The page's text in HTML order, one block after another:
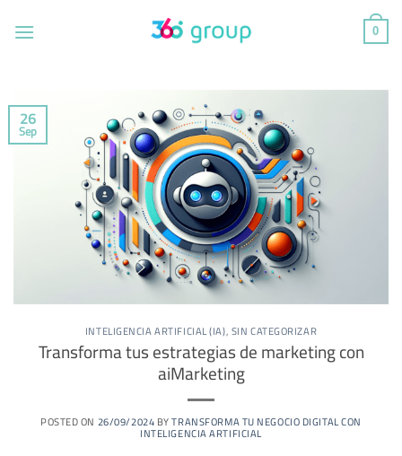
0
26
Sep
INTELIGENCIA ARTIFICIAL (IA),SIN CATEGORIZAR
Transforma tus estrategias de marketing con
aiMarketing
POSTED ON 26/09/2024BYTRANSFORMA TU NEGOCIO DIGITAL CON
INTELIGENCIA ARTIFICIAL